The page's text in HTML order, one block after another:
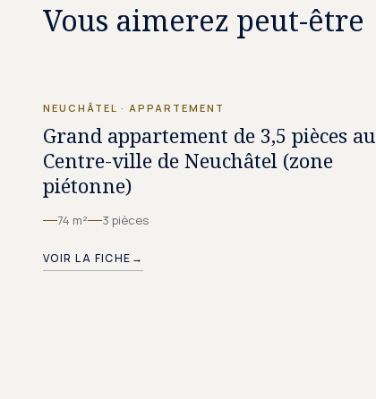
Vous aimerez peut-être
NEUCHÂTEL · APPARTEMENT
Grand appartement de 3,5 pièces au
Centre-ville de Neuchâtel (zone
piétonne)
74 m² 3 pièces
VOIR LA FICHE →